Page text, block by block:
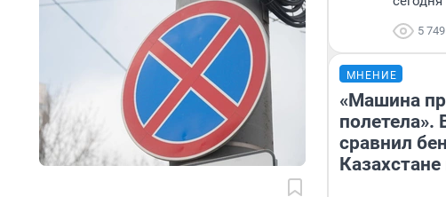
5 749
МНЕНИЕ
«Машина
полетела».
сравнил